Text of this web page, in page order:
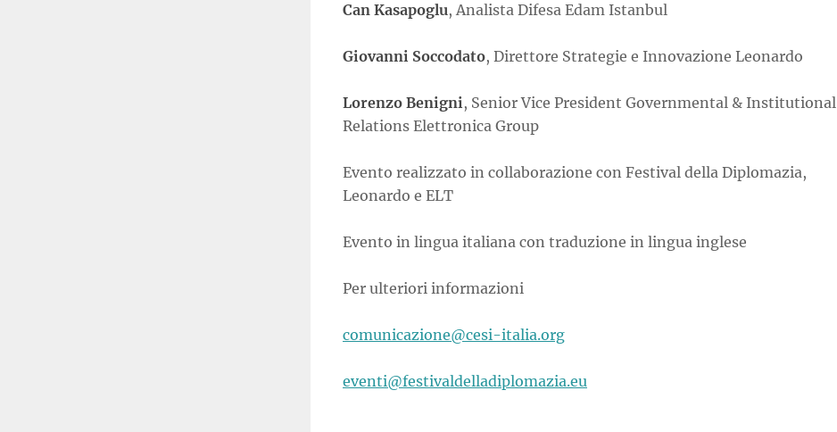
Can Kasapoglu, Analista Difesa Edam Istanbul
Giovanni Soccodato, Direttore Strategie e Innovazione Leonardo
Lorenzo Benigni, Senior Vice President Governmental & Institutional
Relations Elettronica Group
Evento realizzato in collaborazione con Festival della Diplomazia,
Leonardo e ELT
Evento in lingua italiana con traduzione in lingua inglese
Per ulteriori informazioni
comunicazione@cesi-italia.org
eventi@festivaldelladiplomazia.eu